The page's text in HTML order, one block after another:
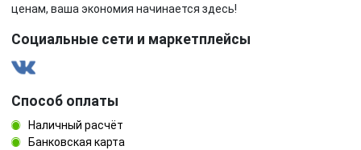
ценам, ваша экономия начинается здесь!
Социальные сети и маркетплейсы
Способ оплаты
Наличный расчёт
Банковская карта